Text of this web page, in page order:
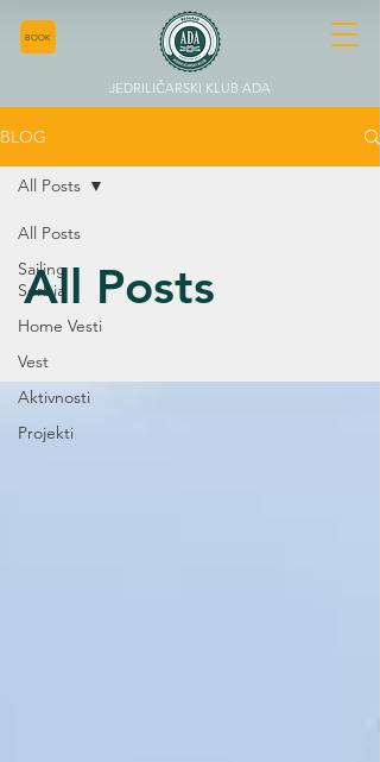
BOOK
JEDRILIČARSKI KLUB ADA
BLOG
All Posts
Sailing
Serbia
Home Vesti
Vest
Aktivnosti
Projekti
All Posts
All Posts